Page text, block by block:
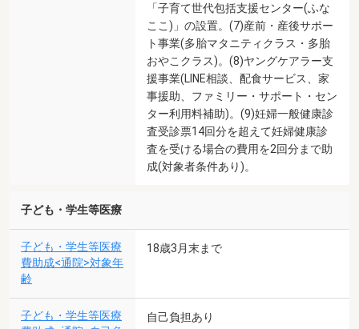
「子育て世代包括支援センター(ふな
ここ)」の設置。(7)産前・産後サポー
ト事業(多胎マタニティクラス・多胎
おやこクラス)。(8)ヤングケアラー支
援事業(LINE相談、配食サービス、家
事援助、ファミリー・サポート・セン
ター利用料補助)。(9)妊婦一般健康診
査受診票14回分を超えて妊婦健康診
査を受ける場合の費用を2回分まで助
成(対象者条件あり)。
子ども・学生等医療
子ども・学生等医療
費助成<通院>対象年
齢
18歳3月末まで
子ども・学生等医療
自己負担あり